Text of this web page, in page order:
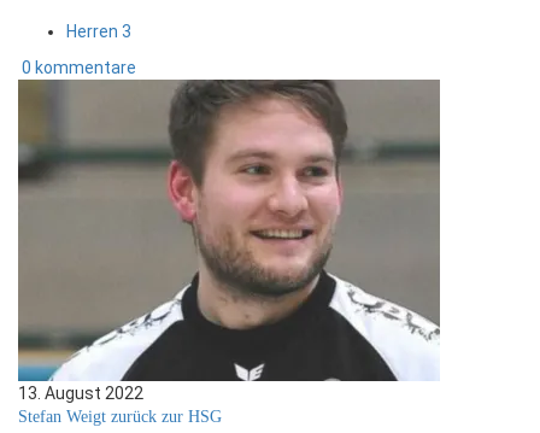
Herren 3
0 kommentare
13. August 2022
Stefan Weigt zurück zur HSG